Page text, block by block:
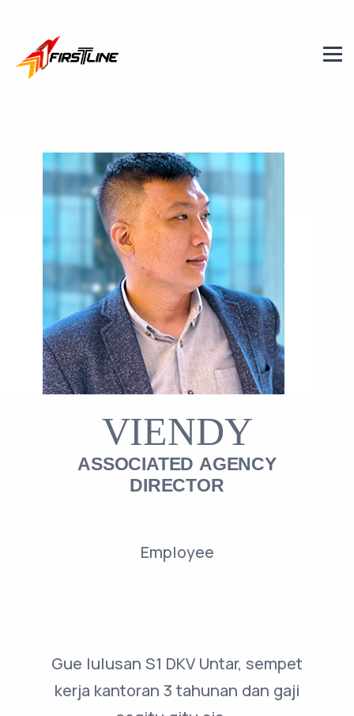
VIENDY
ASSOCIATED AGENCY
DIRECTOR
Employee
Gue lulusan S1 DKV Untar, sempet
kerja kantoran 3 tahunan dan gaji